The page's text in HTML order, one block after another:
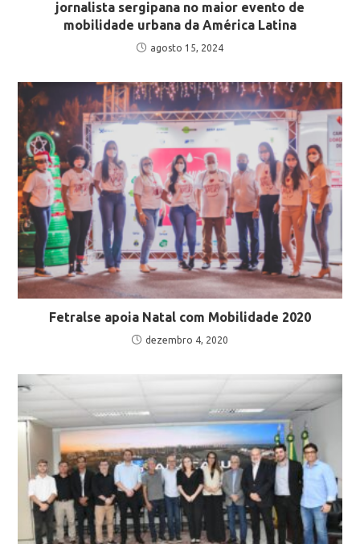
jornalista sergipana no maior evento de
mobilidade urbana da América Latina
agosto 15, 2024
Fetralse apoia Natal com Mobilidade 2020
dezembro 4, 2020